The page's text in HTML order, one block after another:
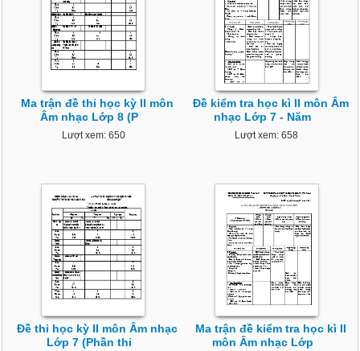
Ma trận đề thi học kỳ II môn
Âm nhạc Lớp 8 (P
Lượt xem: 650
Đề kiểm tra học kì II môn Âm
nhạc Lớp 7 - Năm
Lượt xem: 658
Đề thi học kỳ II môn Âm nhạc
Lớp 7 (Phần thi
Ma trận đề kiểm tra học kì II
môn Âm nhạc Lớp